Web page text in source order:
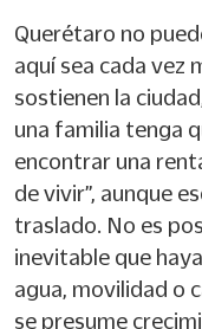
Querétaro no
aquí sea cada vez
sostienen la
una familia tenga
encontrar una
de vivir”, aunque
traslado. No es
inevitable que
agua, movilidad o
se presume